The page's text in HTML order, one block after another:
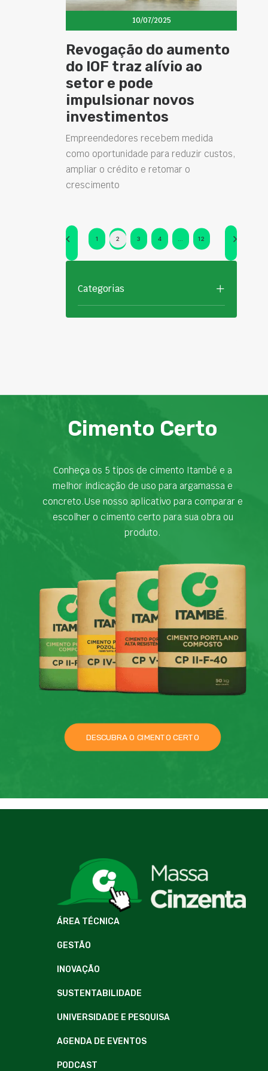
10/07/2025
Revogação do aumento
do IOF traz alívio ao
setor e pode
impulsionar novos
investimentos
Empreendedores recebem medida
como oportunidade para reduzir custos,
ampliar o crédito e retomar o
crescimento
1 2 3 4 12
Categorias
Cimento Certo
Conheça os 5 tipos de cimento Itambé e a
melhor indicação de uso para argamassa e
concreto.Use nosso aplicativo para comparar e
escolher o cimento certo para sua obra ou
produto.
DESCUBRA O CIMENTO CERTO
ÁREA TÉCNICA
GESTÃO
INOVAÇÃO
SUSTENTABILIDADE
UNIVERSIDADE E PESQUISA
AGENDA DE EVENTOS
PODCAST